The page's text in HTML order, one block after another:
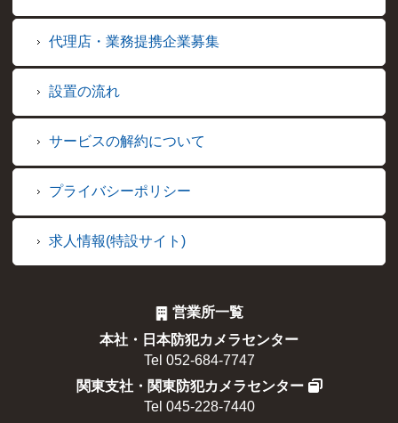
代理店・業務提携企業募集
設置の流れ
サービスの解約について
プライバシーポリシー
求人情報(特設サイト)
営業所一覧
本社・日本防犯カメラセンター
Tel 052-684-7747
関東支社・関東防犯カメラセンター
Tel 045-228-7440